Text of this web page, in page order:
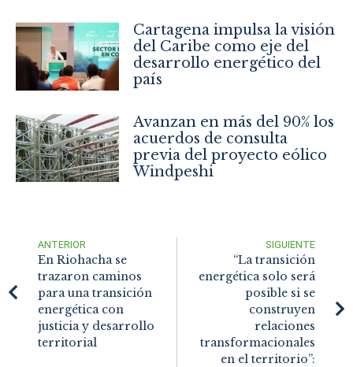
Cartagena impulsa la visión
del Caribe como eje del
desarrollo energético del
país
Avanzan en más del 90% los
acuerdos de consulta
previa del proyecto eólico
Windpeshi
ANTERIOR
En Riohacha se
trazaron caminos
para una transición
energética con
justicia y desarrollo
territorial
SIGUIENTE
“La transición
energética solo será
posible si se
construyen
relaciones
transformacionales
en el territorio”: